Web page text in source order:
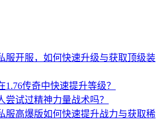
服开服，如何快速升级与获取顶级装
1.76传奇中快速提升等级？
尝试过精神力量战术吗？
服高爆版如何快速提升战力与获取稀